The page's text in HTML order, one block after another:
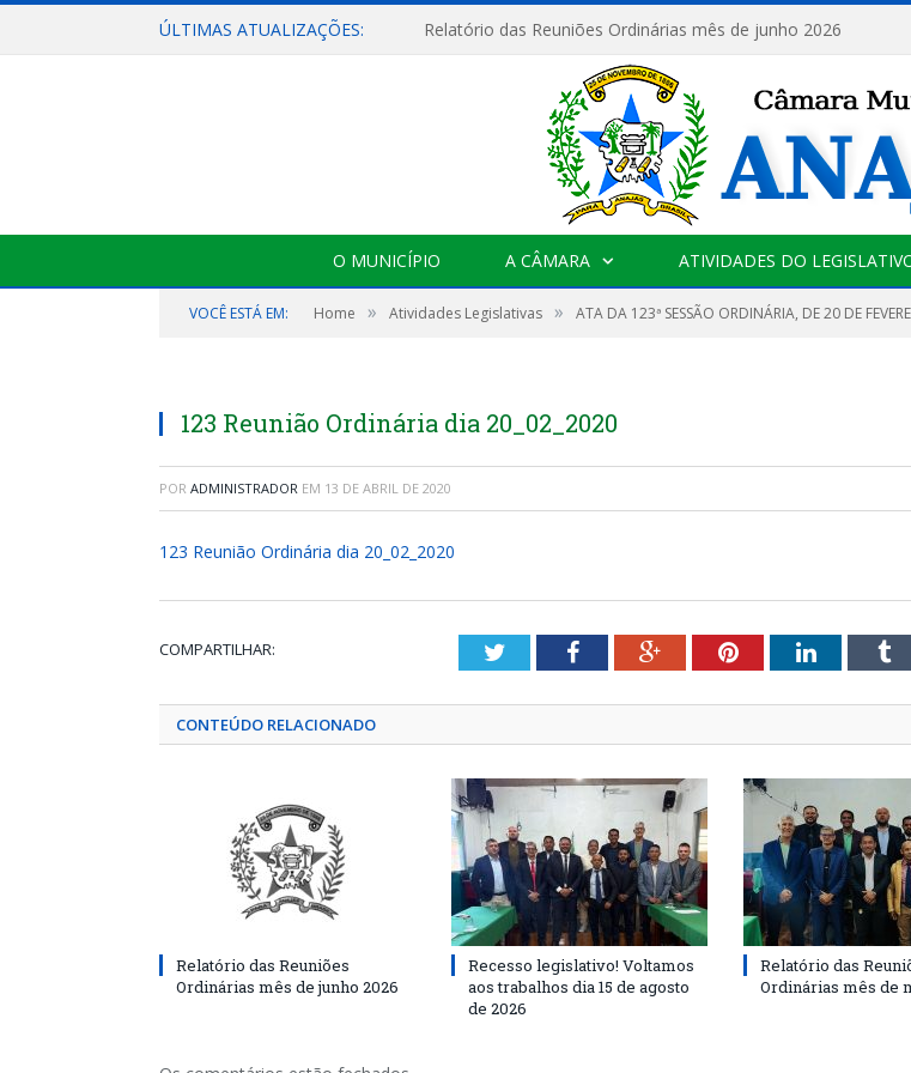
ÚLTIMAS ATUALIZAÇÕES: Relatório das Reuniões Ordinárias mês de junho 2026
O MUNICÍPIO A CÂMARA ATIVIDADES DO
VOCÊ ESTÁ EM: Home » Atividades Legislativas » ATA DA 123ª SESSÃO ORDINÁRIA, DE 20 DE
123 Reunião Ordinária dia 20_02_2020
POR ADMINISTRADOR EM 13 DE ABRIL DE 2020
123 Reunião Ordinária dia 20_02_2020
COMPARTILHAR: TwitterFacebookGoogle+PinterestLinkedIn
CONTEÚDO RELACIONADO
Relatório das Reuniões
Ordinárias mês de junho 2026
Recesso legislativo! Voltamos
aos trabalhos dia 15 de agosto
de 2026
Relatório das
Ordinárias mês de